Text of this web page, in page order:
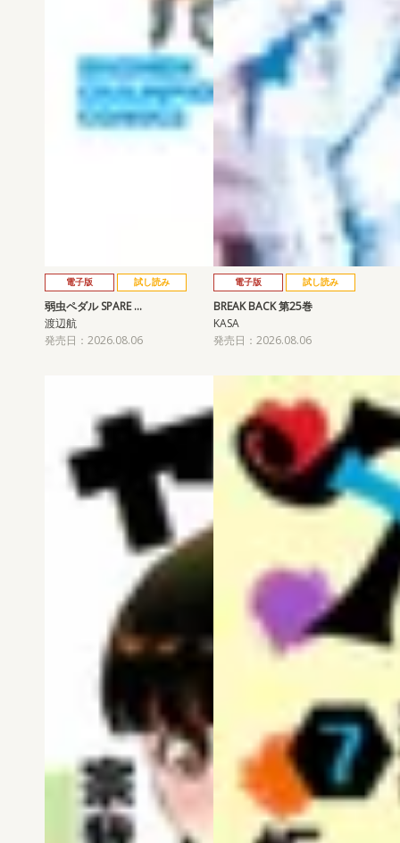
電子版 試し読み
弱虫ペダル SPARE …
渡辺航
発売日：2026.08.06
電子版 試し読み
BREAK BACK 第25巻
KASA
発売日：2026.08.06